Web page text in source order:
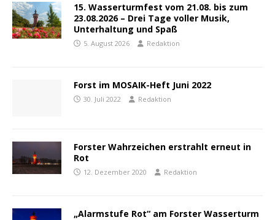
15. Wasserturmfest vom 21.08. bis zum
23.08.2026 – Drei Tage voller Musik,
Unterhaltung und Spaß
5. August 2026 Redaktion
Forst im MOSAIK-Heft Juni 2022
30. Juli 2022 Redaktion
Forster Wahrzeichen erstrahlt erneut in
Rot
12. Dezember 2020 Redaktion
„Alarmstufe Rot“ am Forster Wasserturm